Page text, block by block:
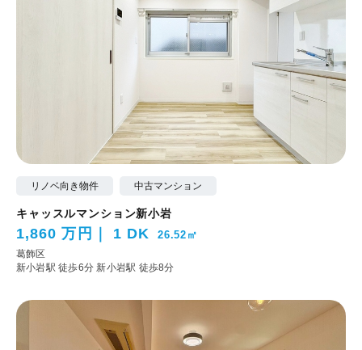
リノベ向き物件 中古マンション
キャッスルマンション新小岩
1,860 万円 1 DK 26.52㎡
葛飾区
新小岩駅 徒歩6分 新小岩駅 徒歩8分